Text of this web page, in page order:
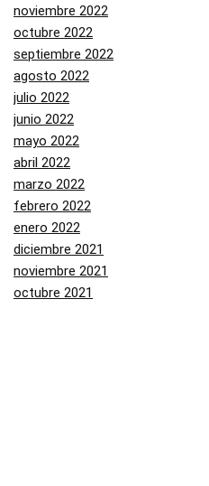
noviembre 2022
octubre 2022
septiembre 2022
agosto 2022
julio 2022
junio 2022
mayo 2022
abril 2022
marzo 2022
febrero 2022
enero 2022
diciembre 2021
noviembre 2021
octubre 2021